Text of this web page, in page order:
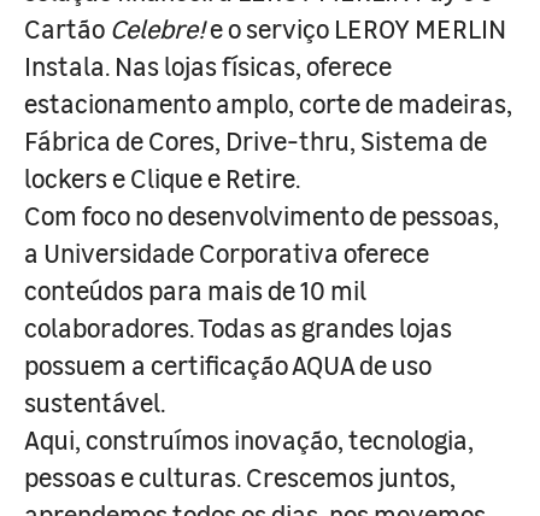
Cartão Celebre!e o serviço LEROY MERLIN
Instala. Nas lojas físicas, oferece
estacionamento amplo, corte de madeiras,
Fábrica de Cores, Drive-thru, Sistema de
lockers e Clique e Retire.
Com foco no desenvolvimento de pessoas,
a Universidade Corporativa oferece
conteúdos para mais de 10 mil
colaboradores. Todas as grandes lojas
possuem a certificação AQUA de uso
sustentável.
Aqui, construímos inovação, tecnologia,
pessoas e culturas. Crescemos juntos,